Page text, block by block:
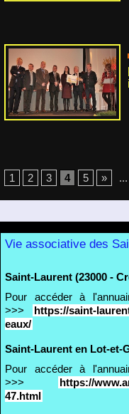
1 2 3 4 5 » ...
Vie associative des
Saint-Laurent (23000 -
Pour accéder à
>>>
https://saint-
eaux/
Saint-Laurent en Lot-et-
Pour accéder à
>>>
https://
47.html